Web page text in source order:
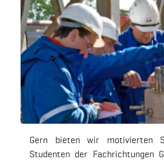
Gern bieten wir motivierten
Studenten der Fachrichtungen